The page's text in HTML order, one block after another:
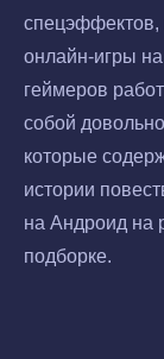
спецэффектов,
онлайн-игры
геймеров
собой
которые
истории
на Андроид на
подборке.